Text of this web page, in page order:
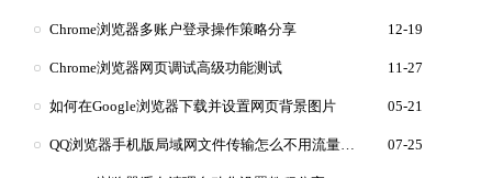
Chrome浏览器多账户登录操作策略分享 12-19
Chrome浏览器网页调试高级功能测试 11-27
如何在Google浏览器下载并设置网页背景图片 05-21
QQ浏览器手机版局域网文件传输怎么不用流量传大文件 07-25